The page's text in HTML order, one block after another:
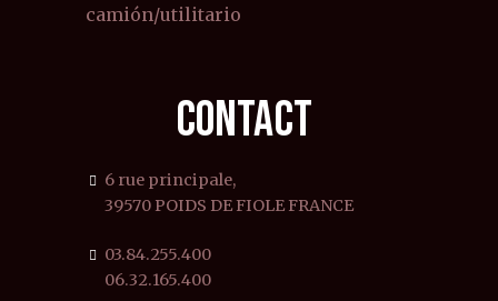
camión/utilitario
CONTACT
6 rue principale,
39570 POIDS DE FIOLE FRANCE
03.84.255.400
06.32.165.400